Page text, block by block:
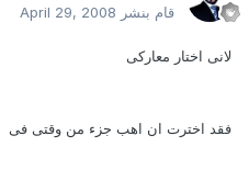
قام بنشر April 29, 2008
لانى اختار معاركى
فقد اخترت ان اهب جزء من وقتى فى